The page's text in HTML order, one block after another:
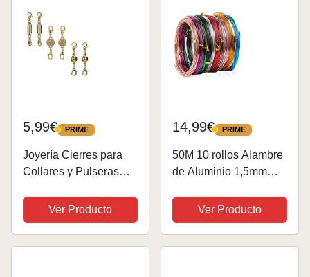
DIY Pulseras...
5,99€ PRIME
PRIME
Joyería Cierres para
Collares y Pulseras
Langosta
Magnético,Broche de
Collar de Joyería
Ver Producto
14,99€ PRIME
PRIME
50M 10 rollos Alambre
de Aluminio 1,5mm
para Bisutería
Manualidades Joyería
Bricolaje Fabricación
Ver Producto